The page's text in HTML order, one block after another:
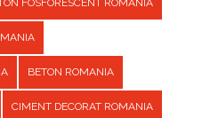
FOSFORESCENT ROMANIA
BETON ROMANIA
CIMENT DECORAT ROMANIA